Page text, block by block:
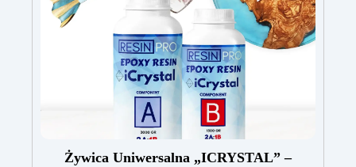
podkład, druga samopoziomująca bezpośrednio
na powierzchnię.
Doskonała przyczepność
także do wilgotnych, nierównych lub
uszkodzonych powierzchni.
Możliwość
pełnego barwienia – dowolny pigment według
Odporna na ścieranie i przejezdna
(z poliuretanowym wykończeniem odpornym na
Szybkie schnięcie – cały cykl
aplikacji w ciągu jednego dnia.
Żywica Uniwersalna „ICRYSTAL” –